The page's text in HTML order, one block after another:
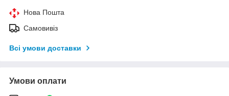
Нова Пошта
Самовивіз
Всі умови доставки
Умови оплати